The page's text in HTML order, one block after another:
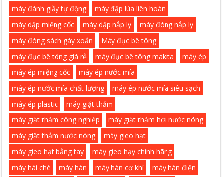
máy đánh giầy tự động
máy đập lúa liên hoàn
máy dập miệng cốc
máy dập nắp ly
máy đóng nắp ly
máy đóng sách gáy xoắn
Máy đục bê tông
máy đục bê tông giá rẻ
máy đục bê tông makita
máy ép
máy ép miệng cốc
máy ép nước mía
máy ép nước mía chất lượng
máy ép nước mía siêu sạch
máy ép plastic
máy giặt thảm
máy giặt thảm công nghiệp
máy giặt thảm hơi nước nóng
máy giặt thảm nước nóng
máy gieo hạt
máy gieo hạt bằng tay
máy gieo hạy chính hãng
máy hái chè
máy hàn máy hàn cơ khí
máy hàn điện